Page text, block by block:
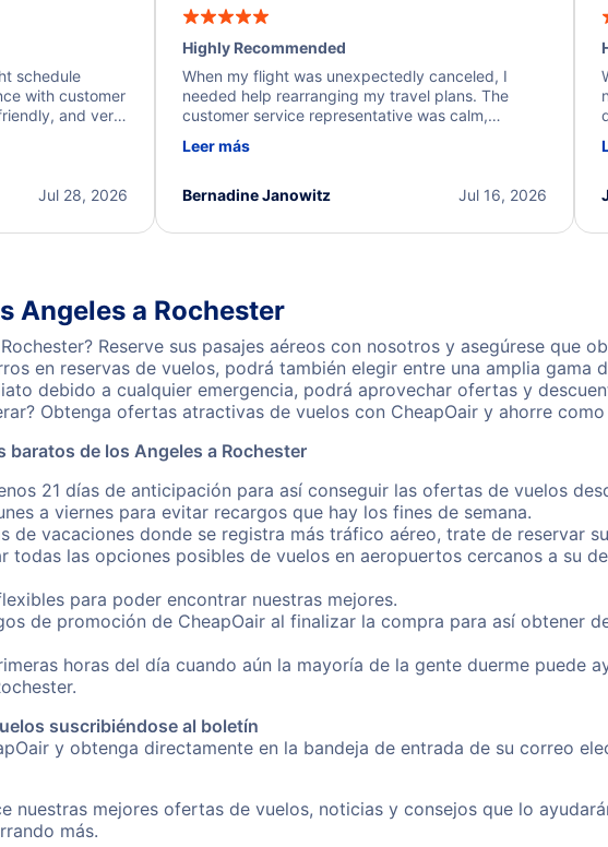
schedule
with customer
and very
the next steps.
Jul 28, 2026
Highly Recommended
When my flight was unexpectedly canceled, I
needed help rearranging my travel plans. The
customer service representative was calm,
process. They quickly found alternative flight
I truly appreciate the excellent support and
Leer más
Jul 16, 2026
Bernadine Janowitz
Angeles a Rochester
Reserve sus pasajes aéreos con nosotros y asegúrese que
en reservas de vuelos, podrá también elegir entre una amplia gama
debido a cualquier emergencia, podrá aprovechar ofertas y
Obtenga ofertas atractivas de vuelos con CheapOair y ahorre como
de los Angeles a Rochester
21 días de anticipación para así conseguir las ofertas de vuelos
a viernes para evitar recargos que hay los fines de semana.
de vacaciones donde se registra más tráfico aéreo, trate de reservar
todas las opciones posibles de vuelos en aeropuertos cercanos a su
para poder encontrar nuestras mejores.
de promoción de CheapOair al finalizar la compra para así obtener
horas del día cuando aún la mayoría de la gente duerme puede
suscribiéndose al boletín
y obtenga directamente en la bandeja de entrada de su correo
nuestras mejores ofertas de vuelos, noticias y consejos que lo
más.